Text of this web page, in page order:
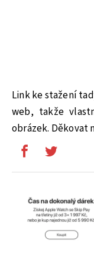
Link ke stažení
web, takže
obrázek. Děkovat